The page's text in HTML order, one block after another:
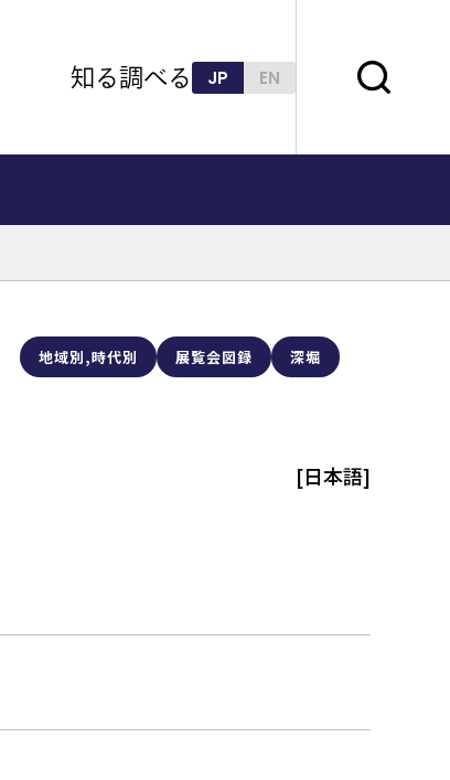
知る調べる JP EN
地域別,時代別 展覧会図録 深堀
[日本語]